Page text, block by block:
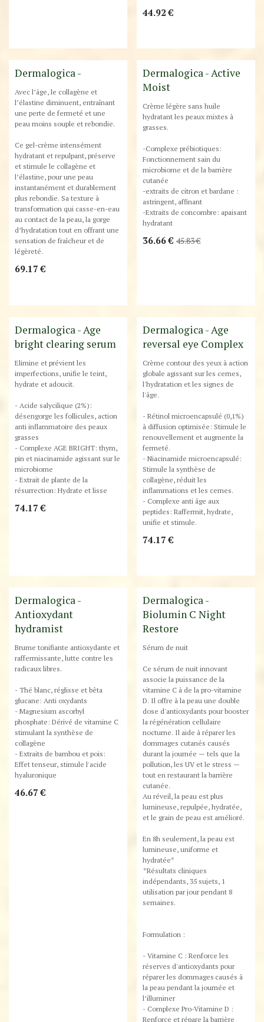
44.92 €
New!
Dermalogica -
Avec l’âge, le collagène et
l’élastine diminuent, entraînant
une perte de fermeté et une
peau moins souple et rebondie.
Ce gel-crème intensément
hydratant et repulpant, préserve
et stimule le collagène et
l’élastine, pour une peau
instantanément et durablement
plus rebondie. Sa texture à
transformation qui casse-en-eau
au contact de la peau, la gorge
d’hydratation tout en offrant une
sensation de fraîcheur et de
légèreté.
69.17 €
Destockage
Dermalogica - Active
Moist
Crème légère sans huile
hydratant les peaux mixtes à
grasses.
-Complexe prébiotiques:
Fonctionnement sain du
microbiome et de la barrière
cutanée
-extraits de citron et bardane :
astringent, affinant
-Extraits de concombre: apaisant
hydratant
36.66€ 45.83€
Dermalogica - Age
bright clearing serum
Elimine et prévient les
imperfections, unifie le teint,
hydrate et adoucit.
- Acide salycilique (2%):
désengorge les follicules, action
anti inflammatoire des peaux
grasses
- Complexe AGE BRIGHT: thym,
pin et niacinamide agissant sur le
microbiome
- Extrait de plante de la
résurrection: Hydrate et lisse
74.17 €
Best-Seller !
Dermalogica - Age
reversal eye Complex
Crème contour des yeux à action
globale agissant sur les cernes,
l'hydratation et les signes de
l'âge.
- Rétinol microencapsulé (0,1%)
à diffusion optimisée: Stimule le
renouvellement et augmente la
fermeté.
- Niacinamide microencapsulé:
Stimule la synthèse de
collagène, réduit les
inflammations et les cernes.
- Complexe anti âge aux
peptides: Raffermit, hydrate,
unifie et stimule.
74.17 €
Dermalogica -
Antioxydant
hydramist
Brume tonifiante antioxydante et
raffermissante, lutte contre les
radicaux libres.
- Thé blanc, réglisse et bêta
glucane: Anti oxydants
- Magnesium ascorbyl
phosphate: Dérivé de vitamine C
stimulant la synthèse de
collagène
- Extraits de bambou et pois:
Effet tenseur, stimule l'acide
hyaluronique
46.67 €
Destockage
Dermalogica -
Biolumin C Night
Restore
Sérum de nuit
Ce sérum de nuit innovant
associe la puissance de la
vitamine C à de la pro-vitamine
D. Il offre à la peau une double
dose d'antioxydants pour booster
la régénération cellulaire
nocturne. Il aide à réparer les
dommages cutanés causés
durant la journée — tels que la
pollution, les UV et le stress —
tout en restaurant la barrière
cutanée.
Au réveil, la peau est plus
lumineuse, repulpée, hydratée,
et le grain de peau est amélioré.
En 8h seulement, la peau est
lumineuse, uniforme et
hydratée*
*Résultats cliniques
indépendants, 35 sujets, 1
utilisation par jour pendant 8
semaines.
Formulation :
- Vitamine C : Renforce les
réserves d'antioxydants pour
réparer les dommages causés à
la peau pendant la journée et
l’illuminer
- Complexe Pro-Vitamine D :
Renforce et répare la barrière